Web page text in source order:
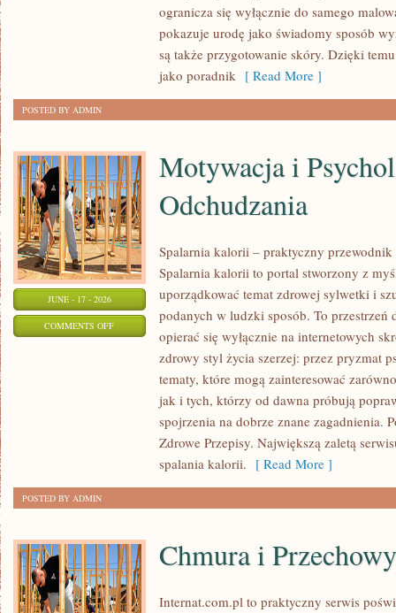
ogranicza się wyłącznie do samego
pokazuje urodę jako świadomy sposób
są także przygotowanie skóry. Dzięki
jako poradnik [ Read More ]
POSTED BY ADMIN
JUNE - 17 - 2026
COMMENTS OFFON
MOTYWACJA
Motywacja i
Odchudzania
Spalarnia kalorii – praktyczny
Spalarnia kalorii to portal stworzony z
uporządkować temat zdrowej sylwetki i
podanych w ludzki sposób. To
opierać się wyłącznie na internetowych
zdrowy styl życia szerzej: przez pryzmat
tematy, które mogą zainteresować
jak i tych, którzy od dawna próbują
spojrzenia na dobrze znane zagadnienia.
Zdrowe Przepisy. Największą zaletą
spalania kalorii. [ Read More ]
POSTED BY ADMIN
Chmura i
Internat.com.pl to praktyczny serwis